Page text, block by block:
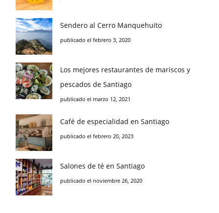
Sendero al Cerro Manquehuito
publicado el febrero 3, 2020
Los mejores restaurantes de mariscos y
pescados de Santiago
publicado el marzo 12, 2021
Café de especialidad en Santiago
publicado el febrero 20, 2023
Salones de té en Santiago
publicado el noviembre 26, 2020